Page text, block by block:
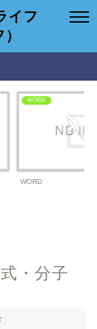
イフ
WORD
WORD
・分子